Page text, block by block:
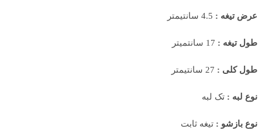
عرض تیغه :
طول تیغه :
طول کلی :
نوع لبه : تک لبه
نوع بازشو : تیغه ثابت